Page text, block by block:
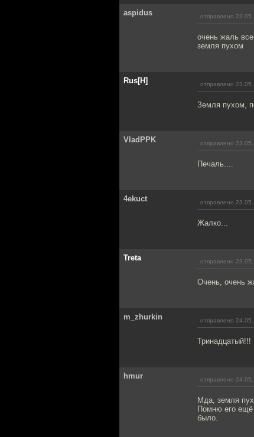
aspidus отправлено
очень жаль
земля пухом
Rus[H] отправлено
Земля пухом,
VladPPK отправлено
Печаль....
4ekuct отправлено
Жалко...
Treta отправлено
Очень, очень
m_zhurkin отправлено
Тринадцатый!!!
hmur отправлено
Мда, земля
Помню его ещё
было.